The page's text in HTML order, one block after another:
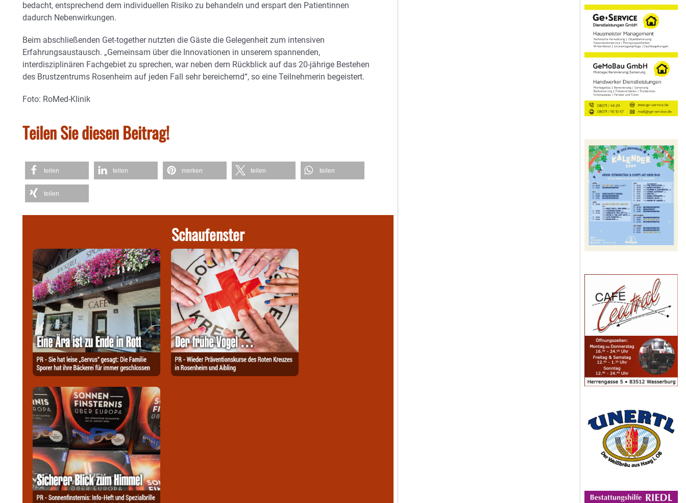
bedacht, entsprechend dem individuellen Risiko zu behandeln und erspart den Patientinnen
dadurch Nebenwirkungen.
Beim abschließenden Get-together nutzten die Gäste die Gelegenheit zum intensiven
Erfahrungsaustausch. „Gemeinsam über die Innovationen in unserem spannenden,
interdisziplinären Fachgebiet zu sprechen, war neben dem Rückblick auf das 20-jährige Bestehen
des Brustzentrums Rosenheim auf jeden Fall sehr bereichernd“, so eine Teilnehmerin begeistert.
Foto: RoMed-Klinik
Teilen Sie diesen Beitrag!
teilen teilen merken teilen teilen
teilen
Schaufenster